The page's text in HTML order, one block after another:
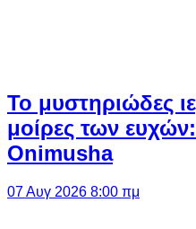
Το μυστηριώδες
μοίρες των
Onimusha
07 Αυγ 2026 8:00 πμ